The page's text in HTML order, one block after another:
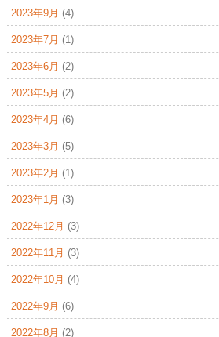
2023年9月 (4)
2023年7月 (1)
2023年6月 (2)
2023年5月 (2)
2023年4月 (6)
2023年3月 (5)
2023年2月 (1)
2023年1月 (3)
2022年12月 (3)
2022年11月 (3)
2022年10月 (4)
2022年9月 (6)
2022年8月 (2)